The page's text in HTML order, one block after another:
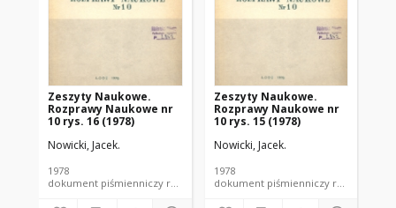
Zeszyty Naukowe.
Rozprawy Naukowe nr
10 rys. 16 (1978)
Nowicki, Jacek.
1978
dokument piśmienniczy rozprawa naukowa PŁ
Zeszyty Naukowe.
Rozprawy Naukowe nr
10 rys. 15 (1978)
Nowicki, Jacek.
1978
dokument piśmienniczy